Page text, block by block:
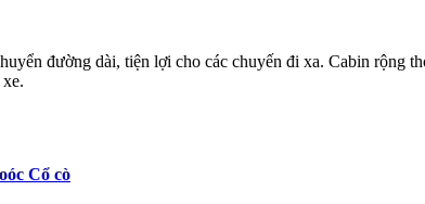
đường dài, tiện lợi cho các chuyến đi xa. Cabin rộng
Cổ cò